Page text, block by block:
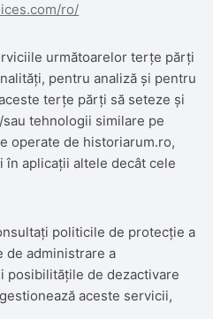
ro/
următoarelor terțe părți
pentru analiză și pentru
terțe părți să seteze și
tehnologii similare pe
operate de historiarum.ro,
aplicații altele decât cele
politicile de protecție a
de administrare a
de dezactivare
aceste servicii,